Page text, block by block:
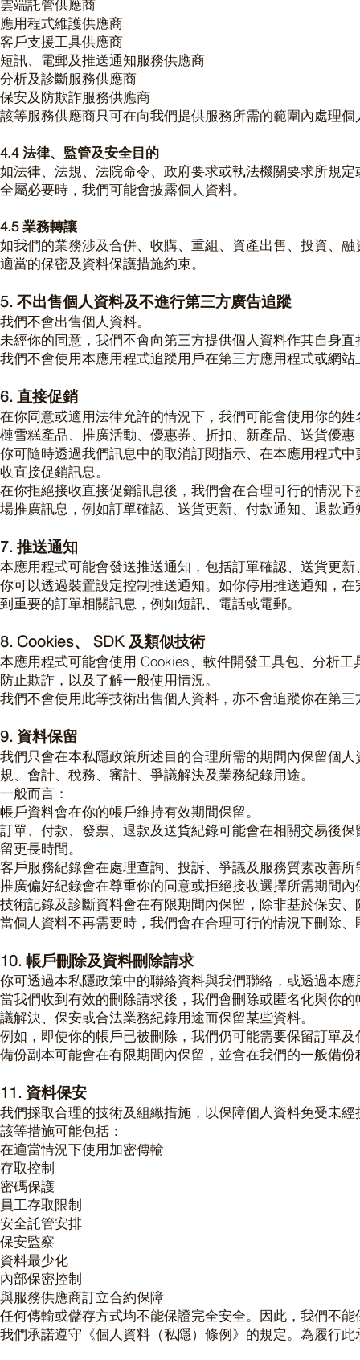
雲端託管供應商
應用程式維護供應商
客戶支援工具供應商
短訊、電郵及推送通知服務供應商
分析及診斷服務供應商
保安及防欺詐服務供應商
該等服務供應商只可在向我們提供服務所需的範圍內處理
4.4 法律、監管及安全目的
如法律、法規、法院命令、政府要求或執法機關要求所規
全屬必要時，我們可能會披露個人資料。
4.5 業務轉讓
如我們的業務涉及合併、收購、重組、資產出售、投資、
適當的保密及資料保護措施約束。
5. 不出售個人資料及不進行第三方廣告追蹤
我們不會出售個人資料。
未經你的同意，我們不會向第三方提供個人資料作其自身直
我們不會使用本應用程式追蹤用戶在第三方應用程式或網
6. 直接促銷
在你同意或適用法律允許的情況下，我們可能會使用你的
槤雪糕產品、推廣活動、優惠券、折扣、新產品、送貨優
你可隨時透過我們訊息中的取消訂閱指示、在本應用程式
收直接促銷訊息。
在你拒絕接收直接促銷訊息後，我們會在合理可行的情況
場推廣訊息，例如訂單確認、送貨更新、付款通知、退款
7. 推送通知
本應用程式可能會發送推送通知，包括訂單確認、送貨更
你可以透過裝置設定控制推送通知。如你停用推送通知，
到重要的訂單相關訊息，例如短訊、電話或電郵。
8. Cookies、 SDK 及類似技術
本應用程式可能會使用 Cookies、軟件開發工具包、分析
防止欺詐，以及了解一般使用情況。
我們不會使用此等技術出售個人資料，亦不會追蹤你在第
9. 資料保留
我們只會在本私隱政策所述目的合理所需的期間內保留個
規、會計、稅務、審計、爭議解決及業務紀錄用途。
一般而言：
帳戶資料會在你的帳戶維持有效期間保留。
訂單、付款、發票、退款及送貨紀錄可能會在相關交易後
留更長時間。
客戶服務紀錄會在處理查詢、投訴、爭議及服務質素改善
推廣偏好紀錄會在尊重你的同意或拒絕接收選擇所需期間內
技術記錄及診斷資料會在有限期間內保留，除非基於保安
當個人資料不再需要時，我們會在合理可行的情況下刪除
10. 帳戶刪除及資料刪除請求
你可透過本私隱政策中的聯絡資料與我們聯絡，或透過本
當我們收到有效的刪除請求後，我們會刪除或匿名化與你
議解決、保安或合法業務紀錄用途而保留某些資料。
例如，即使你的帳戶已被刪除，我們仍可能需要保留訂單
備份副本可能會在有限期間內保留，並會在我們的一般備
11. 資料保安
我們採取合理的技術及組織措施，以保障個人資料免受未
該等措施可能包括：
在適當情況下使用加密傳輸
存取控制
密碼保護
員工存取限制
安全託管安排
保安監察
資料最少化
內部保密控制
與服務供應商訂立合約保障
任何傳輸或儲存方式均不能保證完全安全。因此，我們不
我們承諾遵守《個人資料（私隱）條例》的規定。為履行